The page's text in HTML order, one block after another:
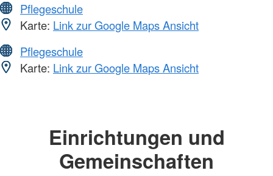
Pflegeschule
Karte: Link zur Google Maps Ansicht
Pflegeschule
Karte: Link zur Google Maps Ansicht
Einrichtungen und
Gemeinschaften